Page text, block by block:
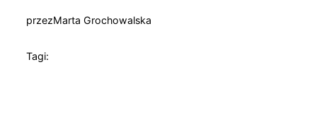
przezMarta Grochowalska
Tagi: